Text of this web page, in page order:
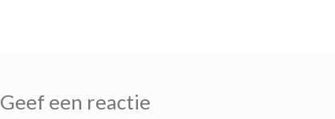
Geef een reactie